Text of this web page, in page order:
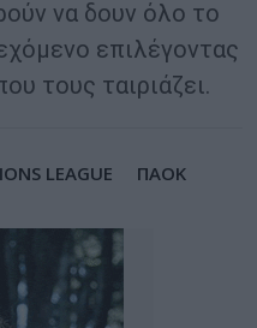
να δουν όλο το
επιλέγοντας
τους ταιριάζει.
LEAGUE ΠΑΟΚ